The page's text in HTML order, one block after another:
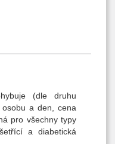
(dle druhu
a den, cena
pro všechny typy
a diabetická